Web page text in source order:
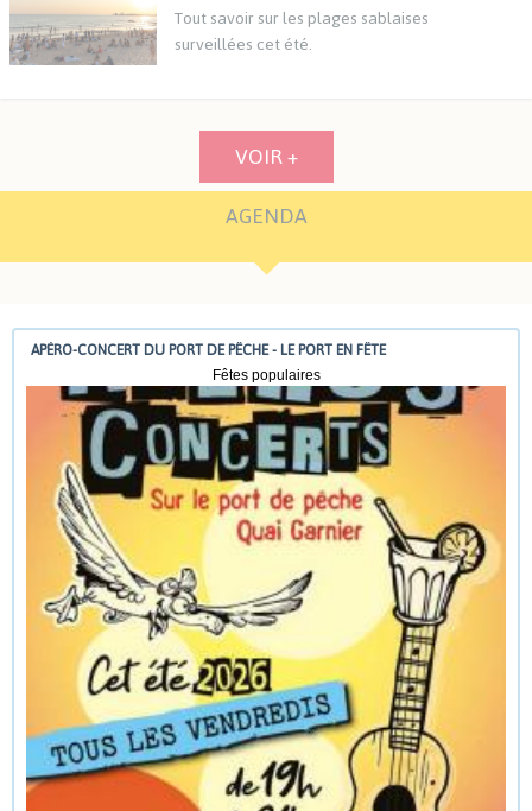
Tout savoir sur les plages sablaises
surveillées cet été.
VOIR +
AGENDA
APÉRO-CONCERT DU PORT DE PÊCHE - LE PORT EN FÊTE
Fêtes populaires